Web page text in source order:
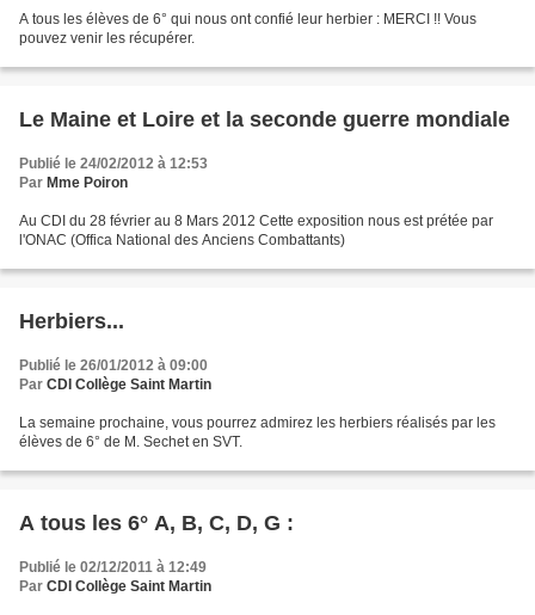
A tous les élèves de 6° qui nous ont confié leur herbier : MERCI !! Vous
pouvez venir les récupérer.
Le Maine et Loire et la seconde guerre mondiale
Publié le 24/02/2012 à 12:53
Par Mme Poiron
Au CDI du 28 février au 8 Mars 2012 Cette exposition nous est prétée par
l'ONAC (Offica National des Anciens Combattants)
Herbiers...
Publié le 26/01/2012 à 09:00
Par CDI Collège Saint Martin
La semaine prochaine, vous pourrez admirez les herbiers réalisés par les
élèves de 6° de M. Sechet en SVT.
A tous les 6° A, B, C, D, G :
Publié le 02/12/2011 à 12:49
Par CDI Collège Saint Martin